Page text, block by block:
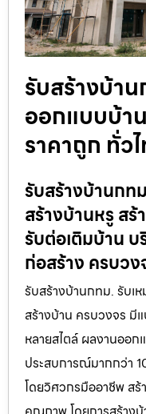
รับสร้างบ้า
ออกแบบบ้า
ราคาถูก ทั่ว
รับสร้างบ้านกท
สร้างบ้านหรู สร้
รับต่อเติมบ้าน
ก่อสร้าง ครบวง
รับสร้างบ้านกทม. รับเ
สร้างบ้าน ครบวงจร มี
หลายสไตล์ ผลงานออ
ประสบการณ์มากกว่า
โดยวิศวกรมืออาชีพ ส